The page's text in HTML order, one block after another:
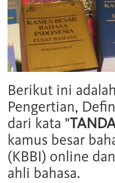
Berikut ini
Pengertian,
dari kata "
kamus besar
(KBBI) online
ahli bahasa.